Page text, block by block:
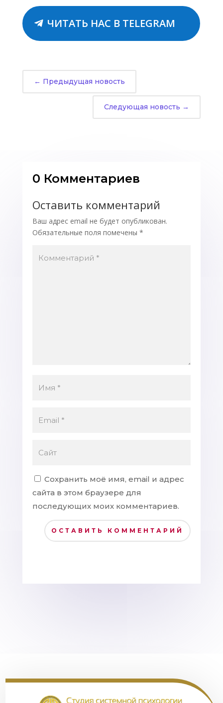
ЧИТАТЬ НАС В TELEGRAM
← Предыдущая новость
Следующая новость →
0 Комментариев
Оставить комментарий
Ваш адрес email не будет опубликован.
Обязательные поля помечены *
Сохранить моё имя, email и адрес
сайта в этом браузере для
последующих моих комментариев.
ОСТАВИТЬ КОММЕНТАРИЙ